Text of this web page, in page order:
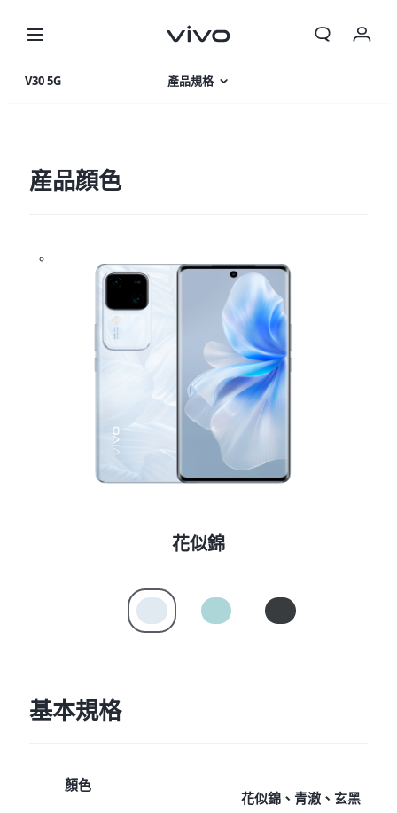
我的訂單
帳號設定
V30 5G 產品規格
産品顔色
花似錦
基本規格
顏色
花似錦、青澈、玄黑